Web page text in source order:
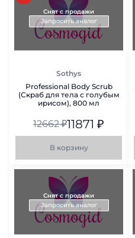
Снят с продажи
Запросить аналог
Sothys
Professional Body Scrub
(Скраб для тела с голубым
ирисом), 800 мл
12662₽11871 ₽
В корзину
Снят с продажи
Запросить аналог